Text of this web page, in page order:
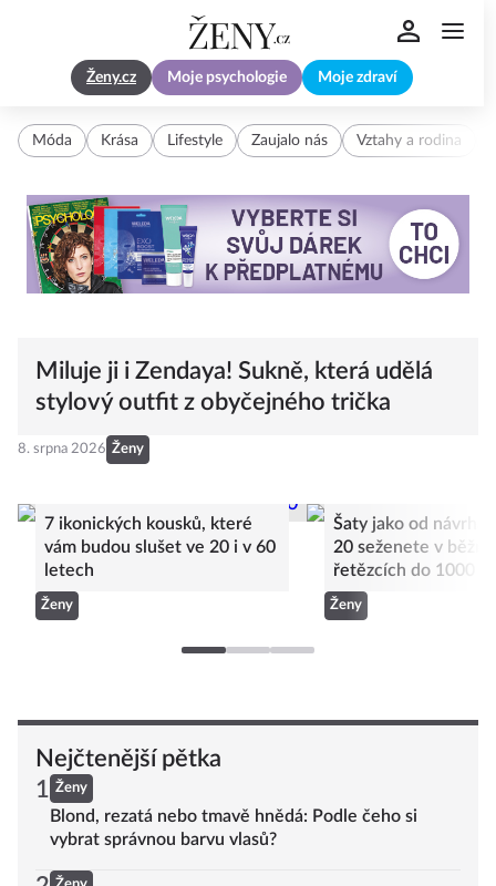
Ženy.cz Moje psychologie Moje zdraví
Móda Krása Lifestyle Zaujalo nás Vztahy a rodina
Miluje ji i Zendaya! Sukně, která udělá
stylový outfit z obyčejného trička
8. srpna 2026 Ženy
7 ikonických kousků, které
vám budou slušet ve 20 i v 60
letech
Ženy
Šaty jako od
20 seženete v
řetězcích do 1000
Ženy
Nejčtenější pětka
1 Ženy
Blond, rezatá nebo tmavě hnědá: Podle čeho si
vybrat správnou barvu vlasů?